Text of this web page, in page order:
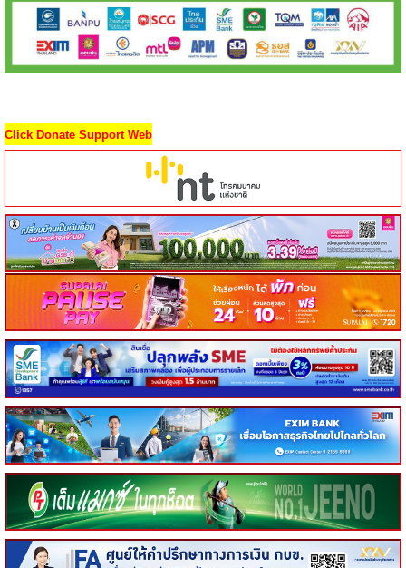
Click Donate Support Web